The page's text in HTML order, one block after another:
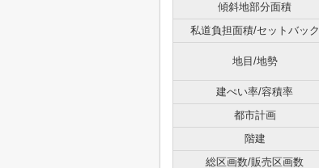
傾斜地部分面積
私道負担面積/セットバック
地目/地勢
建ぺい率/容積率
都市計画
階建
総区画数/販売区画数